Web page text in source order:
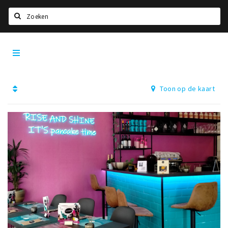
Home
Bioscoopagenda
Nieuws
Leuke tips & trends
Interviews
Eten
Drinken
Slapen
Toon op de kaart